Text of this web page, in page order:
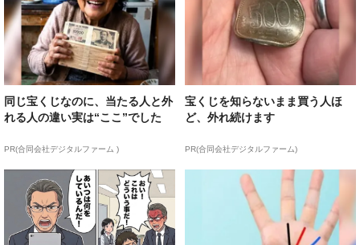
同じ宝くじなのに、当たる人と外
れる人の違い実は“ここ”でした
PR(合同会社デジタルファーム )
宝くじを知らないまま買う人ほ
ど、外れ続けます
PR(合同会社デジタルファーム)